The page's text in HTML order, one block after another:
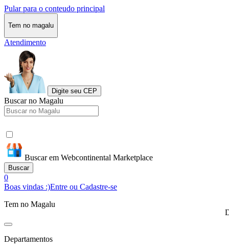
Pular para o conteudo principal
Tem no magalu
Atendimento
Digite seu CEP
Buscar no Magalu
Buscar em Webcontinental Marketplace
Buscar
0
Boas vindas :)Entre ou Cadastre-se
Tem no Magalu
Departamentos